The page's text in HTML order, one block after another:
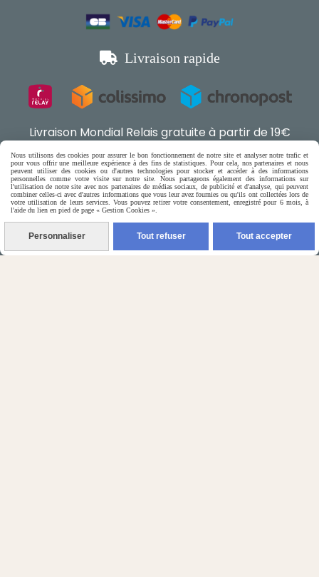
 Livraison rapide
Livraison Mondial Relais gratuite à partir de 19€
d'achat en France et en Belgique
 Boutique en ligne pour chat,
petits chiens & rongeurs 
Nous utilisons des cookies pour assurer le bon fonctionnement de notre site et analyser notre trafic et
pour vous offrir une meilleure expérience à des fins de statistiques. Pour cela, nos partenaires et nous
peuvent utiliser des cookies ou d'autres technologies pour stocker et accéder à des informations
personnelles comme votre visite sur notre site. Nous partageons également des informations sur
l'utilisation de notre site avec nos partenaires de médias sociaux, de publicité et d'analyse, qui peuvent
combiner celles-ci avec d'autres informations que vous leur avez fournies ou qu'ils ont collectées lors de
votre utilisation de leurs services. Vous pouvez retirer votre consentement, enregistré pour 6 mois, à
l'aide du lien en pied de page « Gestion Cookies ».
Personnaliser Tout refuser Tout accepter